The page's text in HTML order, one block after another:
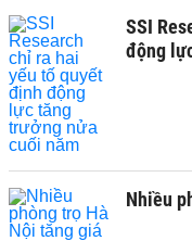
SSI
động
Nhiều